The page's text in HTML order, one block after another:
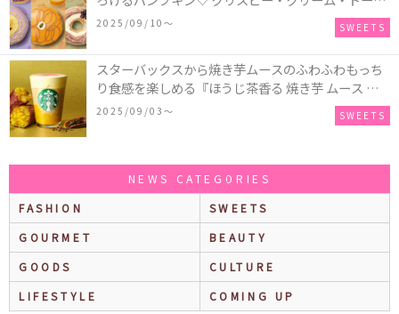
ツに“いも”“栗“”かぼちゃ“を使用し、秋らしい人気
2025/09/10〜 SWEETS
スターバックスから焼き芋ムースのふわふわもっち
り食感を楽しめる『ほうじ茶香る 焼き芋 ムース テ
ィー ラテ』が新発売！大好評の『チョコレート ムー
2025/09/03〜 SWEETS
NEWS CATEGORIES
FASHION
SWEETS
GOURMET
BEAUTY
GOODS
CULTURE
LIFESTYLE
COMING UP